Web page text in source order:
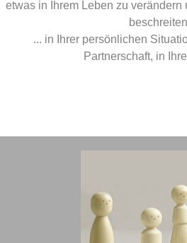
etwas in Ihrem Leben zu
beschreiten
... in Ihrer persönlichen
Partnerschaft, in